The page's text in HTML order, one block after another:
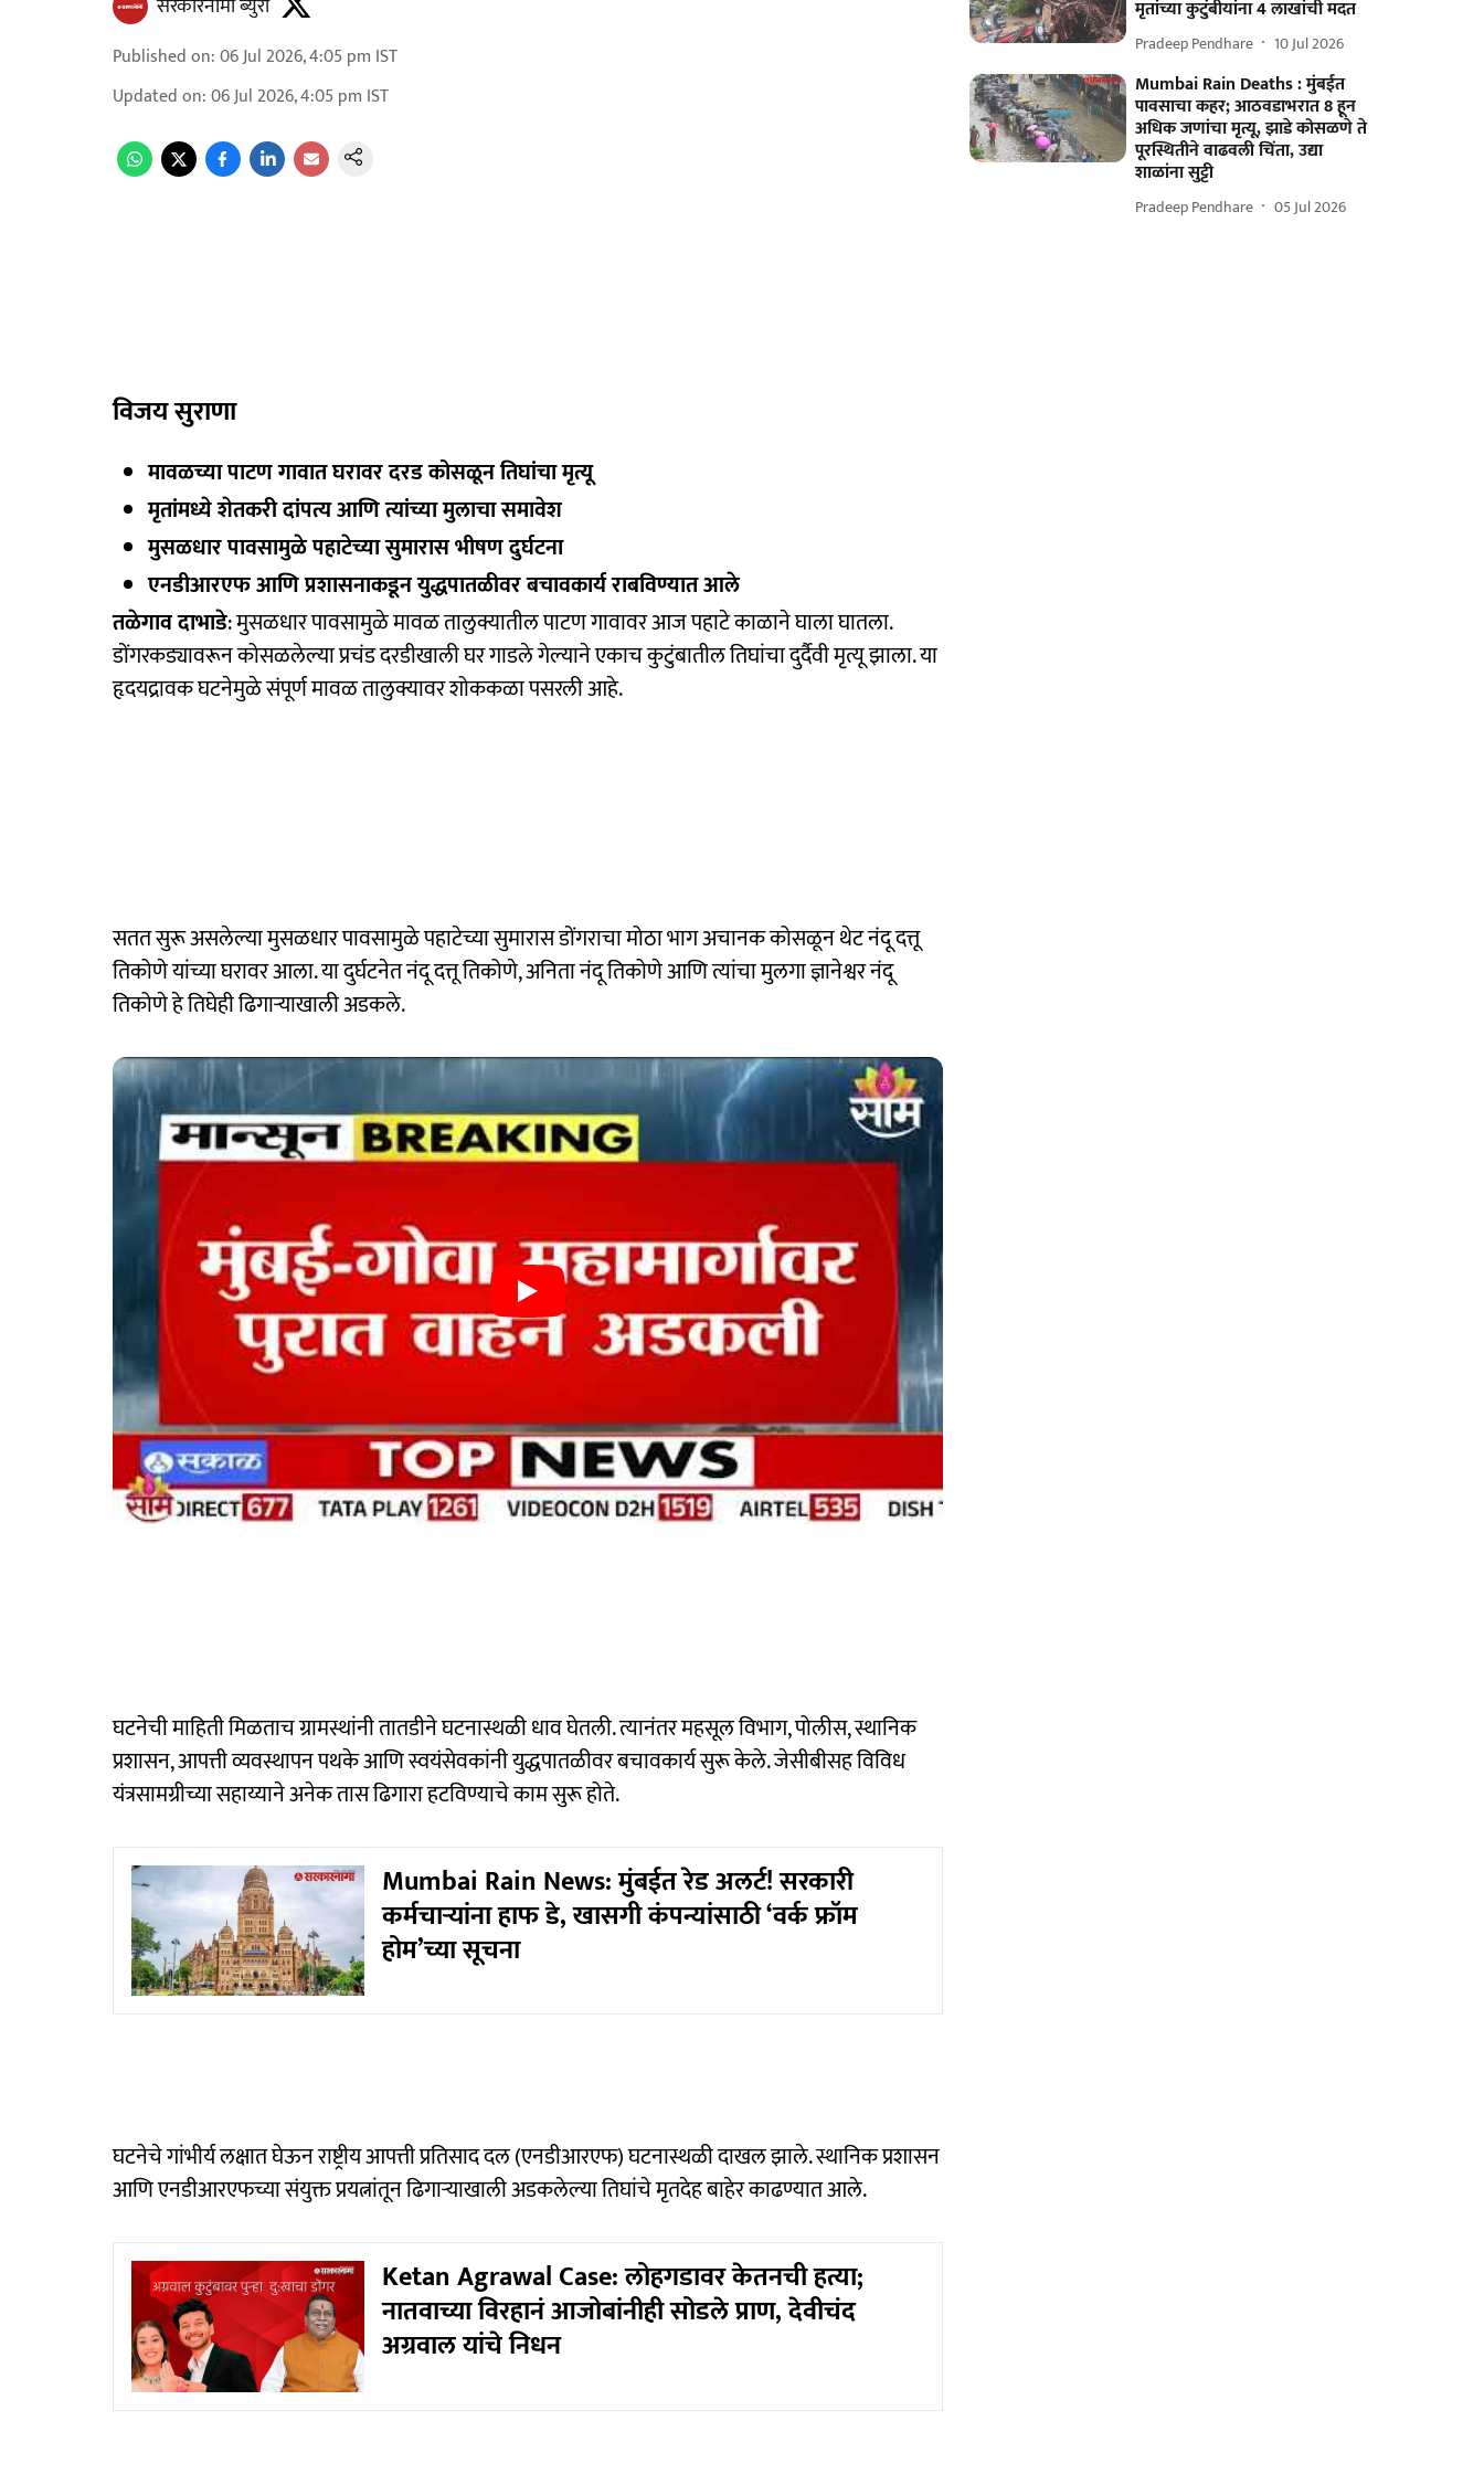
सरकारनामा ब्युरो
Published on:06 Jul 2026, 4:05 pm IST
Updated on:06 Jul 2026, 4:05 pm IST
विजय सुराणा
मावळच्या पाटण गावात घरावर दरड कोसळून तिघांचा मृत्यू
मृतांमध्ये शेतकरी दांपत्य आणि त्यांच्या मुलाचा समावेश
मुसळधार पावसामुळे पहाटेच्या सुमारास भीषण दुर्घटना
एनडीआरएफ आणि प्रशासनाकडून युद्धपातळीवर बचावकार्य राबविण्यात आले
तळेगाव दाभाडे: मुसळधार पावसामुळे मावळ तालुक्यातील पाटण गावावर आज पहाटे काळाने घाला घातला.
डोंगरकड्यावरून कोसळलेल्या प्रचंड दरडीखाली घर गाडले गेल्याने एकाच कुटुंबातील तिघांचा दुर्दैवी मृत्यू झाला. या
हृदयद्रावक घटनेमुळे संपूर्ण मावळ तालुक्यावर शोककळा पसरली आहे.
सतत सुरू असलेल्या मुसळधार पावसामुळे पहाटेच्या सुमारास डोंगराचा मोठा भाग अचानक कोसळून थेट नंदू दत्तू
तिकोणे यांच्या घरावर आला. या दुर्घटनेत नंदू दत्तू तिकोणे, अनिता नंदू तिकोणे आणि त्यांचा मुलगा ज्ञानेश्वर नंदू
तिकोणे हे तिघेही ढिगाऱ्याखाली अडकले.
घटनेची माहिती मिळताच ग्रामस्थांनी तातडीने घटनास्थळी धाव घेतली. त्यानंतर महसूल विभाग, पोलीस, स्थानिक
प्रशासन, आपत्ती व्यवस्थापन पथके आणि स्वयंसेवकांनी युद्धपातळीवर बचावकार्य सुरू केले. जेसीबीसह विविध
यंत्रसामग्रीच्या सहाय्याने अनेक तास ढिगारा हटविण्याचे काम सुरू होते.
Mumbai Rain News: मुंबईत रेड अलर्ट! सरकारी
कर्मचाऱ्यांना हाफ डे, खासगी कंपन्यांसाठी ‘वर्क फ्रॉम
होम’च्या सूचना
घटनेचे गांभीर्य लक्षात घेऊन राष्ट्रीय आपत्ती प्रतिसाद दल (एनडीआरएफ) घटनास्थळी दाखल झाले. स्थानिक प्रशासन
आणि एनडीआरएफच्या संयुक्त प्रयत्नांतून ढिगाऱ्याखाली अडकलेल्या तिघांचे मृतदेह बाहेर काढण्यात आले.
Ketan Agrawal Case: लोहगडावर केतनची हत्या;
नातवाच्या विरहानं आजोबांनीही सोडले प्राण, देवीचंद
अग्रवाल यांचे निधन
मृतांच्या कुटुंबीयांना 4 लाखांची मदत
Pradeep Pendhare 10 Jul 2026
Mumbai Rain Deaths : मुंबईत
पावसाचा कहर; आठवडाभरात 8 हून
अधिक जणांचा मृत्यू, झाडे कोसळणे ते
पूरस्थितीने वाढवली चिंता, उद्या
शाळांना सुट्टी
Pradeep Pendhare 05 Jul 2026